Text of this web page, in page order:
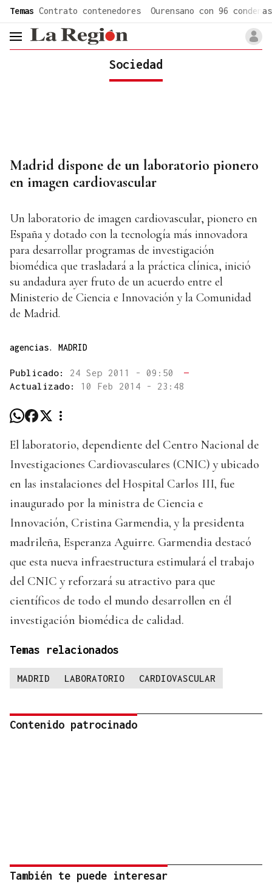
Temas Contrato contenedores Ourensano con 96 condenas
header.menu.open
Sociedad
Madrid dispone de un laboratorio pionero
en imagen cardiovascular
Un laboratorio de imagen cardiovascular, pionero en
España y dotado con la tecnología más innovadora
para desarrollar programas de investigación
biomédica que trasladará a la práctica clínica, inició
su andadura ayer fruto de un acuerdo entre el
Ministerio de Ciencia e Innovación y la Comunidad
de Madrid.
agencias. MADRID
Publicado: 24 Sep 2011 - 09:50
—
Actualizado: 10 Feb 2014 - 23:48
El laboratorio, dependiente del Centro Nacional de
Investigaciones Cardiovasculares (CNIC) y ubicado
en las instalaciones del Hospital Carlos III, fue
inaugurado por la ministra de Ciencia e
Innovación, Cristina Garmendia, y la presidenta
madrileña, Esperanza Aguirre. Garmendia destacó
que esta nueva infraestructura estimulará el trabajo
del CNIC y reforzará su atractivo para que
científicos de todo el mundo desarrollen en él
investigación biomédica de calidad.
Temas relacionados
MADRID LABORATORIO CARDIOVASCULAR
Contenido patrocinado
También te puede interesar